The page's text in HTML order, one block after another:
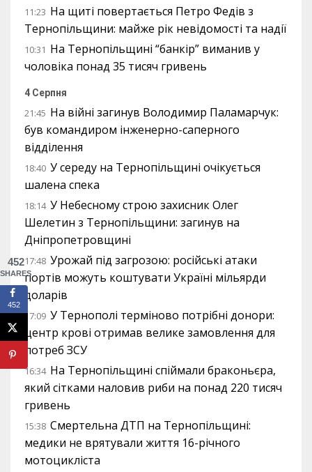
11:23 На щиті повертається Петро Федів з
Тернопільщини: майже рік невідомості та надії
10:31 На Тернопільщині “банкір” виманив у
чоловіка понад 35 тисяч гривень
4 Серпня
21:45 На війні загинув Володимир Паламарчук:
був командиром інженерно-саперного
відділення
18:40 У середу на Тернопільщині очікується
шалена спека
18:14 У Небесному строю захисник Олег
Шелетин з Тернопільщини: загинув на
Дніпропетровщині
17:48 Урожай під загрозою: російські атаки
портів можуть коштувати Україні мільярди
доларів
17:09 У Тернополі терміново потрібні донори:
центр крові отримав велике замовлення для
потреб ЗСУ
16:34 На Тернопільщині спіймали браконьєра,
який сітками наловив риби на понад 220 тисяч
гривень
15:38 Смертельна ДТП на Тернопільщині:
медики не врятували життя 16-річного
мотоцикліста
452
SHARES
452